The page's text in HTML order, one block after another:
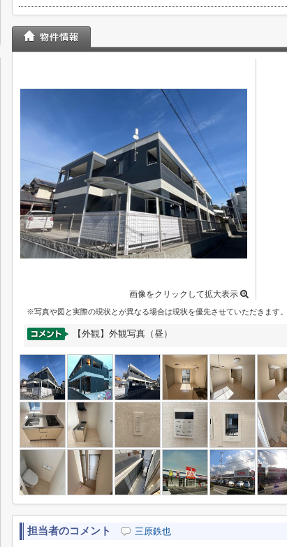
画像をクリックして拡大表示
※写真や図と実際の現状とが異なる場合は現状を優先させていただきます。
【外観】外観写真（昼）
担当者のコメント 三原鉄也